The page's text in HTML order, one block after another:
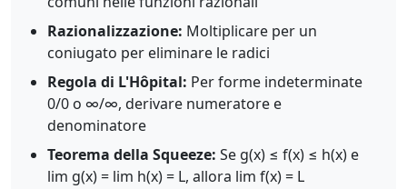
Razionalizzazione: Moltiplicare per un
coniugato per eliminare le radici
Regola di L'Hôpital: Per forme indeterminate
0/0 o ∞/∞, derivare numeratore e
denominatore
Teorema della Squeeze: Se g(x) ≤ f(x) ≤ h(x) e
lim g(x) = lim h(x) = L, allora lim f(x) = L